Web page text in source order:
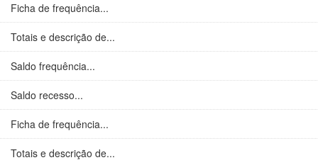
Ficha de frequência...
Totais e descrição de...
Saldo frequência...
Saldo recesso...
Ficha de frequência...
Totais e descrição de...